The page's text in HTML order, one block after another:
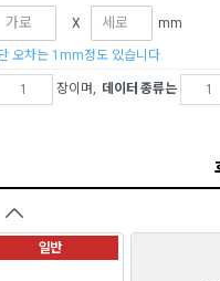
X mm
오차는 1mm정도 있습니다.
장이며, 데이터 종류는
일반